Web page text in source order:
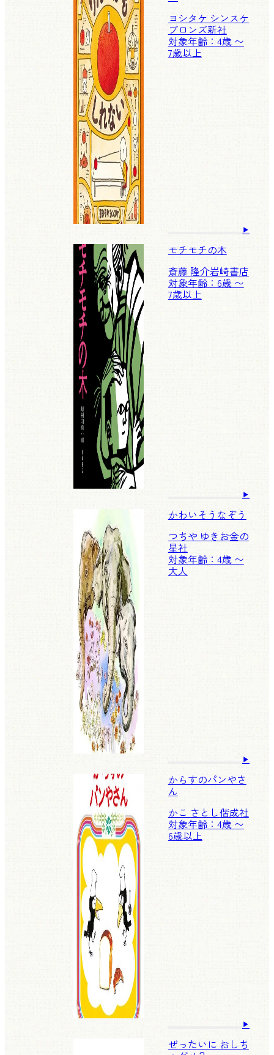
ヨシタケ シンスケ
ブロンズ新社
対象年齢：4歳 〜
7歳以上
モチモチの木
斎藤 隆介岩崎書店
対象年齢：6歳 〜
7歳以上
かわいそうなぞう
つちや ゆきお金の
星社
対象年齢：4歳 〜
大人
からすのパンやさ
ん
かこ さとし偕成社
対象年齢：4歳 〜
6歳以上
ぜったいに おしち